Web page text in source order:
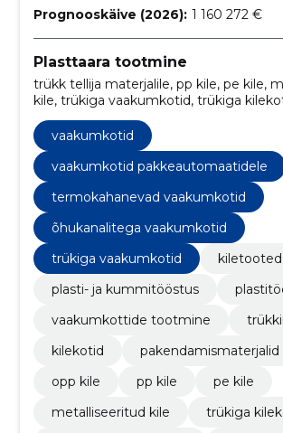
Prognooskäive (2026): 1 160 272 €
Plasttaara tootmine
trükk tellija materjalile, pp kile, pe kile,
kile, trükiga vaakumkotid, trükiga
minielectric fresh pack pro,
pht-300/2, opp kile
vaakumkotid
vaakumkotid pakkeautomaatidele
termokahanevad vaakumkotid
õhukanalitega vaakumkotid
trükiga vaakumkotid
kiletooted
plasti- ja kummitööstus
vaakumkottide tootmine
kilekotid
pakendamismaterjalid
opp kile
pp kile
pe kile
metalliseeritud kile
trükiga